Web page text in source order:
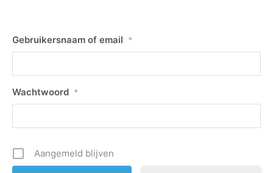
Gebruikersnaam of email *
Wachtwoord *
Aangemeld blijven